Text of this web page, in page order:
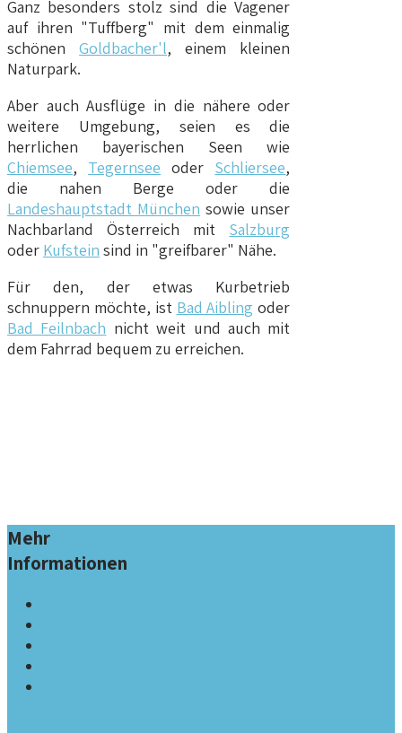
Ganz besonders stolz sind die Vagener
auf ihren "Tuffberg" mit dem einmalig
schönenGoldbacher'l, einem kleinen
Naturpark.
Aber auch Ausflüge in die nähere oder
weitere Umgebung, seien es die
herrlichen bayerischen Seen wie
Chiemsee, Tegernsee oder Schliersee,
die nahen Berge oder die
Landeshauptstadt München sowie unser
Nachbarland Österreich mit Salzburg
oder Kufstein sind in "greifbarer" Nähe.
Für den, der etwas Kurbetrieb
schnuppern möchte, ist Bad Aibling oder
Bad Feilnbach nicht weit und auch mit
dem Fahrrad bequem zu erreichen.
Mehr
Informationen